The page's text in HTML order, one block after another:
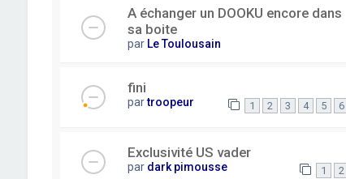
A échanger un DOOKU encore dans
sa boite
par Le Toulousain
fini
partroopeur 1 2 3 4 5 6
Exclusivité US vader
par dark pimousse 1 2